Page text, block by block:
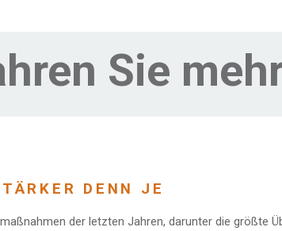
Sie
DENN JE
der letzten Jahren, darunter die größte